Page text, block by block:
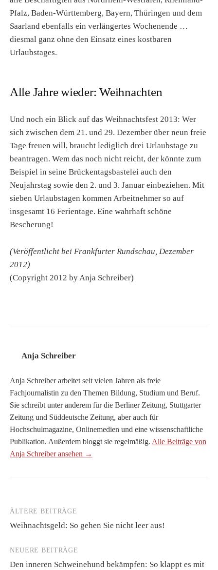
Pfalz, Baden-Württemberg, Bayern, Thüringen und dem
Saarland ebenfalls ein verlängertes Wochenende …
diesmal ganz ohne den Einsatz eines kostbaren
Urlaubstages.
Alle Jahre wieder: Weihnachten
Und noch ein Blick auf das Weihnachtsfest 2013: Wer
sich zwischen dem 21. und 29. Dezember über neun freie
Tage freuen will, braucht lediglich drei Urlaubstage zu
beantragen. Wem das noch nicht reicht, der könnte zum
Beispiel in seine Brückentagsbastelei auch den
Neujahrstag sowie den 2. und 3. Januar einbeziehen. Mit
sieben Urlaubstagen kommen Arbeitnehmer so auf
insgesamt 16 Ferientage. Eine wahrhaft schöne
Bescherung!
(Veröffentlicht bei Frankfurter Rundschau, Dezember
2012)
(Copyright 2012 by Anja Schreiber)
Anja Schreiber
Anja Schreiber arbeitet seit vielen Jahren als freie
Fachjournalistin zu den Themen Bildung, Studium und Beruf.
Sie schreibt unter anderem für die Berliner Zeitung, Stuttgarter
Zeitung und Süddeutsche Zeitung, aber auch für
Hochschulmagazine, Onlinemedien und eine wissenschaftliche
Publikation. Außerdem bloggt sie regelmäßig. Alle Beiträge von
Anja Schreiber ansehen →
Beitragsnavigation
ÄLTERE BEITRÄGE
Weihnachtsgeld: So gehen Sie nicht leer aus!
NEUERE BEITRÄGE
Den inneren Schweinehund bekämpfen: So klappt es mit